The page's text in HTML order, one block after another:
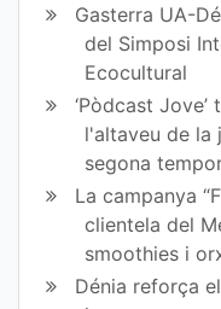
Gasterra UA-
del Simposi
Ecocultural
‘Pòdcast
l'altaveu de la
segona
La campanya
clientela del
smoothies i
Dénia reforça